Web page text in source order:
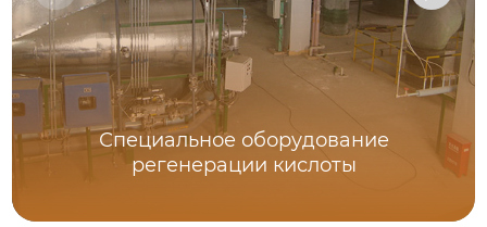
Специальное оборудование
регенерации кислоты